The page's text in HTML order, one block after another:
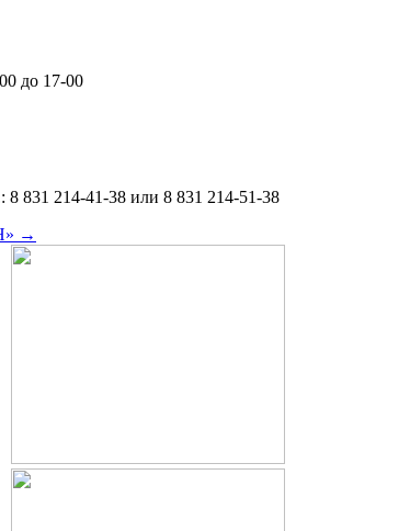
до 17-00
831 214-41-38 или 8 831 214-51-38
→